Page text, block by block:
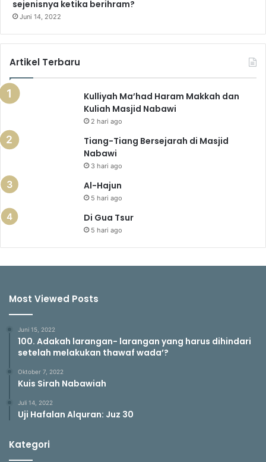
sejenisnya ketika berihram?
Juni 14, 2022
Artikel Terbaru
Kulliyah Ma’had Haram Makkah dan
Kuliah Masjid Nabawi
2 hari ago
Tiang-Tiang Bersejarah di Masjid
Nabawi
3 hari ago
Al-Hajun
5 hari ago
Di Gua Tsur
5 hari ago
Most Viewed Posts
Juni 15, 2022
100. Adakah larangan- larangan yang harus dihindari
setelah melakukan thawaf wada’?
Oktober 7, 2022
Kuis Sirah Nabawiah
Juli 14, 2022
Uji Hafalan Alquran: Juz 30
Kategori